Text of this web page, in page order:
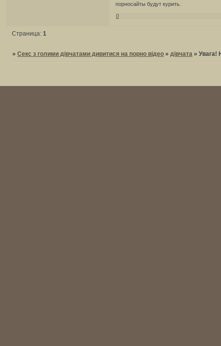
порносайты будут курить.
0
Страница: 1
»Секс з голими дівчатами дивитися на порно відео »дівчата »Увага!